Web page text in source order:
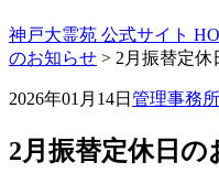
神戸大霊苑 公式サイト
のお知らせ > 2月振替定休
2026年01月14日 管理事務
2月振替定休日の